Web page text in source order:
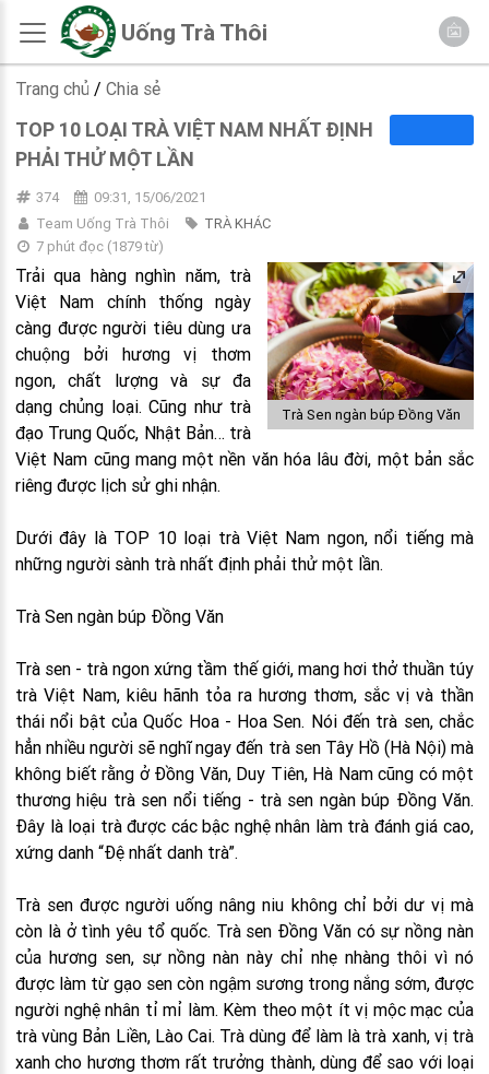
Uống Trà Thôi
Trang chủ / Chia sẻ
TOP 10 LOẠI TRÀ VIỆT NAM NHẤT ĐỊNH
PHẢI THỬ MỘT LẦN
374
09:31, 15/06/2021
Team Uống Trà Thôi
TRÀ KHÁC
7 phút đọc(1879từ)
Trà Sen ngàn búp Đồng Văn
Trải qua hàng nghìn năm, trà
Việt Nam chính thống ngày
càng được người tiêu dùng ưa
chuộng bởi hương vị thơm
ngon, chất lượng và sự đa
dạng chủng loại. Cũng như trà
đạo Trung Quốc, Nhật Bản… trà
Việt Nam cũng mang một nền văn hóa lâu đời, một bản sắc
riêng được lịch sử ghi nhận.
Dưới đây là TOP 10 loại trà Việt Nam ngon, nổi tiếng mà
những người sành trà nhất định phải thử một lần.
Trà Sen ngàn búp Đồng Văn
Trà sen - trà ngon xứng tầm thế giới, mang hơi thở thuần túy
trà Việt Nam, kiêu hãnh tỏa ra hương thơm, sắc vị và thần
thái nổi bật của Quốc Hoa - Hoa Sen. Nói đến trà sen, chắc
hẳn nhiều người sẽ nghĩ ngay đến trà sen Tây Hồ (Hà Nội) mà
không biết rằng ở Đồng Văn, Duy Tiên, Hà Nam cũng có một
thương hiệu trà sen nổi tiếng - trà sen ngàn búp Đồng Văn.
Đây là loại trà được các bậc nghệ nhân làm trà đánh giá cao,
xứng danh “Đệ nhất danh trà”.
Trà sen được người uống nâng niu không chỉ bởi dư vị mà
còn là ở tình yêu tổ quốc. Trà sen Đồng Văn có sự nồng nàn
của hương sen, sự nồng nàn này chỉ nhẹ nhàng thôi vì nó
được làm từ gạo sen còn ngậm sương trong nắng sớm, được
người nghệ nhân tỉ mỉ làm. Kèm theo một ít vị mộc mạc của
trà vùng Bản Liền, Lào Cai. Trà dùng để làm là trà xanh, vị trà
xanh cho hương thơm rất trưởng thành, dùng để sao với loại